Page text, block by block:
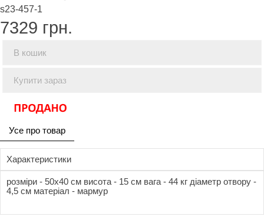
s23-457-1
7329 грн.
В кошик
Купити зараз
Усе про товар
Характеристики
розміри - 50x40 см висота - 15 см вага - 44 кг діаметр отвору -
4,5 см матеріал - мармур